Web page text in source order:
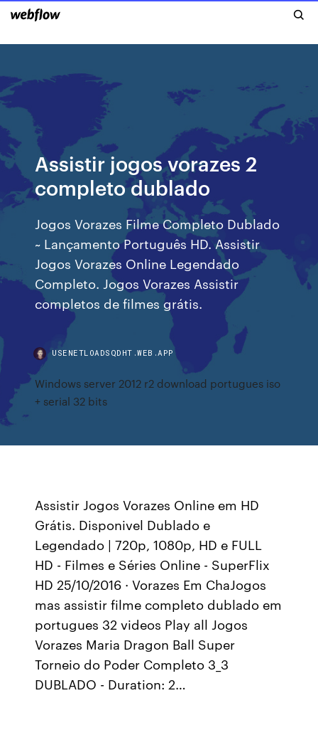
Assistir jogos vorazes 2
completo dublado
Jogos Vorazes Filme Completo Dublado
~ Lançamento Português HD. Assistir
Jogos Vorazes Online Legendado
Completo. Jogos Vorazes Assistir
completos de filmes grátis.
USENETLOADSQDHT.WEB.APP
Windows server 2012 r2 download portugues iso
+ serial 32 bits
Assistir Jogos Vorazes Online em HD
Grátis. Disponivel Dublado e
Legendado | 720p, 1080p, HD e FULL
HD - Filmes e Séries Online - SuperFlix
HD 25/10/2016 · Vorazes Em ChaJogos
mas assistir filme completo dublado em
portugues 32 videos Play all Jogos
Vorazes Maria Dragon Ball Super
Torneio do Poder Completo 3_3
DUBLADO - Duration: 2…